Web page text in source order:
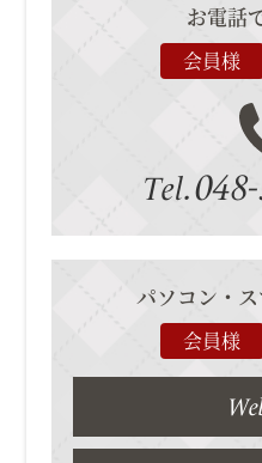
お電話
会員様
Tel.
パソコン・
会員様